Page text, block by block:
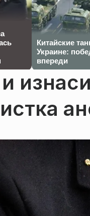
Китайские
Украине:
впереди